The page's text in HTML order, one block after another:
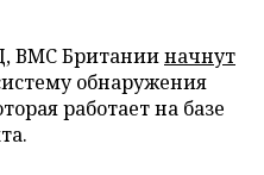
ВМС Британииначнут
обнаружения
работает на базе